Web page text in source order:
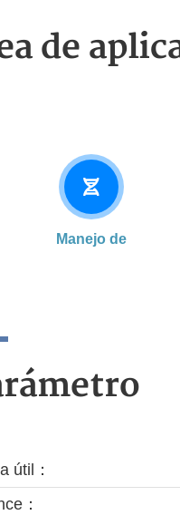
de
Manejo de
útil：
：